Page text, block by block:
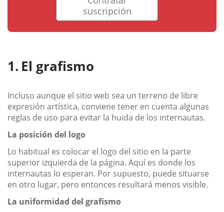
suscripción
El grafismo
Incluso aunque el sitio web sea un terreno de libre
expresión artística, conviene tener en cuenta algunas
reglas de uso para evitar la huida de los internautas.
La posición del logo
Lo habitual es colocar el logo del sitio en la parte
superior izquierda de la página. Aquí es donde los
internautas lo esperan. Por supuesto, puede situarse
en otro lugar, pero entonces resultará menos visible.
La uniformidad del grafismo